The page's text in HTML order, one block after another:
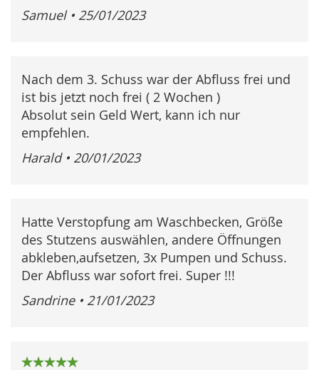
Samuel • 25/01/2023
Nach dem 3. Schuss war der Abfluss frei und
ist bis jetzt noch frei ( 2 Wochen )
Absolut sein Geld Wert, kann ich nur
empfehlen.
Harald • 20/01/2023
Hatte Verstopfung am Waschbecken, Größe
des Stutzens auswählen, andere Öffnungen
abkleben,aufsetzen, 3x Pumpen und Schuss.
Der Abfluss war sofort frei. Super !!!
Sandrine • 21/01/2023